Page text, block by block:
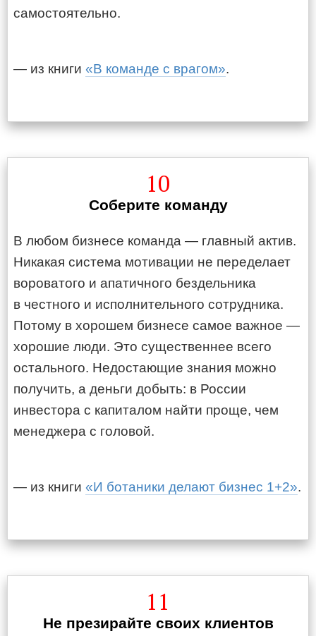
самостоятельно.
— из книги «В команде с врагом».
10
Соберите команду
В любом бизнесе команда — главный актив.
Никакая система мотивации не переделает
вороватого и апатичного бездельника
в честного и исполнительного сотрудника.
Потому в хорошем бизнесе самое важное —
хорошие люди. Это существеннее всего
остального. Недостающие знания можно
получить, а деньги добыть: в России
инвестора с капиталом найти проще, чем
менеджера с головой.
— из книги «И ботаники делают бизнес 1+2».
11
Не презирайте своих клиентов